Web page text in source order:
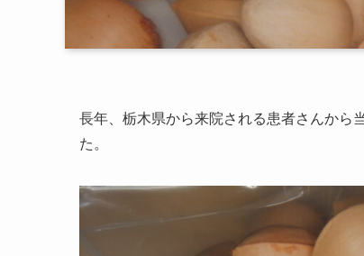
長年、栃木県から来院される患者さんから
た。